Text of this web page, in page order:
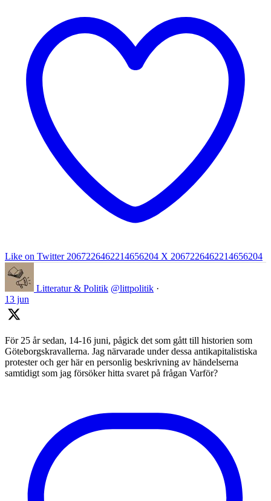
Like on Twitter 2067226462214656204 X 2067226462214656204
Litteratur & Politik @littpolitik ·
13 jun
För 25 år sedan, 14-16 juni, pågick det som gått till historien som
Göteborgskravallerna. Jag närvarade under dessa antikapitalistiska
protester och ger här en personlig beskrivning av händelserna
samtidigt som jag försöker hitta svaret på frågan Varför?